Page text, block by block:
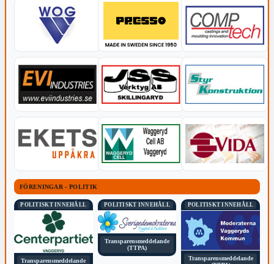
FÖRENINGAR - POLITIK
POLITISKT INNEHÅLL
Transparensmeddelande
POLITISKT INNEHÅLL
Transparensmeddelande
(TTPA)
POLITISKT INNEHÅLL
Transparensmeddelande